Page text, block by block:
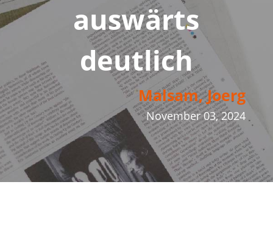
auswärts
deutlich
Malsam, Joerg
November 03, 2024